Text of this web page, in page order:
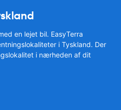
en lejet bil. EasyTerra
i Tyskland. Der
i nærheden af dit